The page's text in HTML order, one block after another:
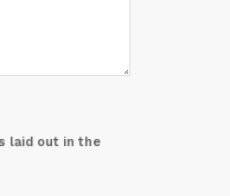
laid out in the